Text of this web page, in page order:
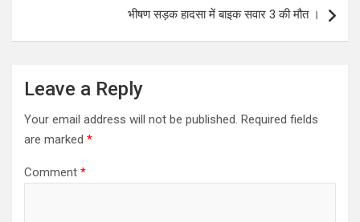
भीषण सड़क हादसा में बाइक सवार 3 की मौत ।
Leave a Reply
Your email address will not be published. Required fields
are marked *
Comment *